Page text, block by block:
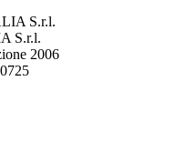
S.r.l.
2006